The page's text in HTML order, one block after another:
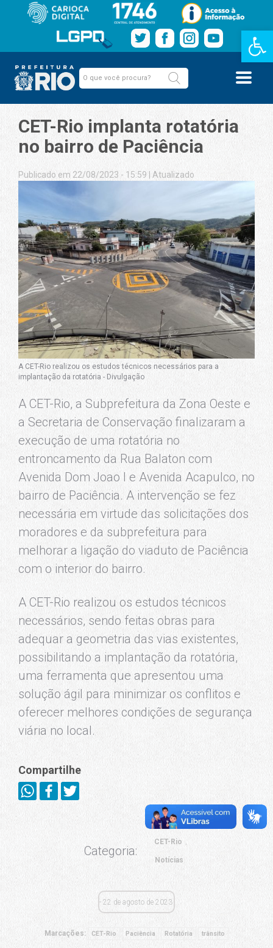
Barra de
CET-Rio implanta rotatória
no bairro de Paciência
Publicado em 22/08/2023 - 15:59 Atualizado
A CET-Rio realizou os estudos técnicos necessários para a
implantação da rotatória - Divulgação
A CET-Rio, a Subprefeitura da Zona Oeste e
a Secretaria de Conservação finalizaram a
execução de uma rotatória no
entroncamento da Rua Balaton com
Avenida Dom Joao I e Avenida Acapulco, no
bairro de Paciência. A intervenção se fez
necessária em virtude das solicitações dos
moradores e da subprefeitura para
melhorar a ligação do viaduto de Paciência
com o interior do bairro.
A CET-Rio realizou os estudos técnicos
necessários, sendo feitas obras para
adequar a geometria das vias existentes,
possibilitando a implantação da rotatória,
uma ferramenta que apresentou uma
solução ágil para minimizar os conflitos e
oferecer melhores condições de segurança
viária no local.
Compartilhe
Categoria:
CET-Rio
Notícias
22 de agosto de 2023
Marcações: CET-Rio Paciência Rotatória trânsito